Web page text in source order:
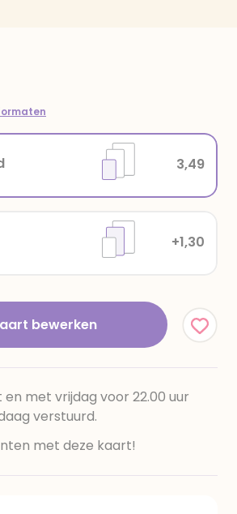
+1,30
3,49
bewerken
met vrijdag voor 22.00 uur
verstuurd.
met deze kaart!